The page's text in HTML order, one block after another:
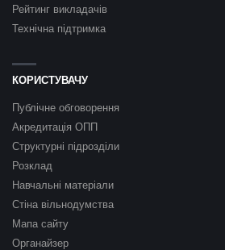
Рейтинг викладачів
Технічна підтримка
КОРИСТУВАЧУ
Публічне обговорення
Акредитація ОПП
Структурні підрозділи
Розклад
Навчальні матеріали
Стіна вільнодумства
Мапа сайту
Органайзер